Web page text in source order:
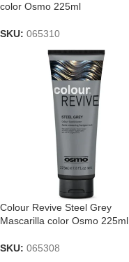
color Osmo 225ml
SKU: 065310
Colour Revive Steel Grey
Mascarilla color Osmo 225ml
SKU: 065308